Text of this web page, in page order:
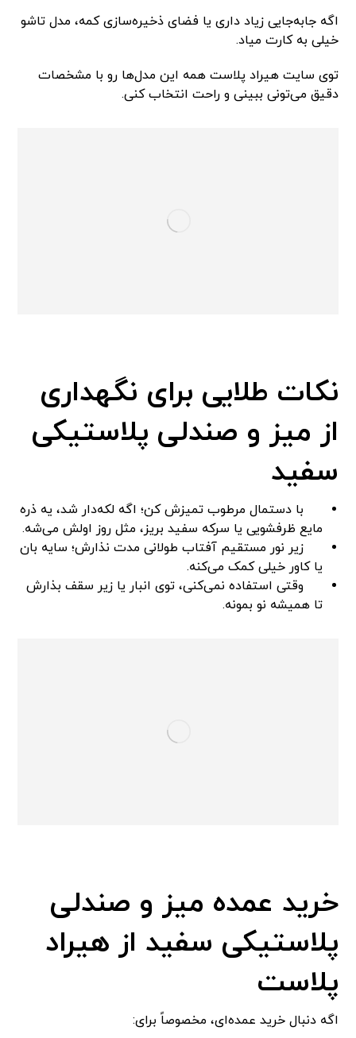
اگه جابه‌جایی زیاد داری یا فضای ذخیره‌سازی کمه، مدل تاشو
خیلی به کارت میاد.
توی سایت هیراد پلاست همه این مدل‌ها رو با مشخصات
دقیق می‌تونی ببینی و راحت انتخاب کنی.
نکات طلایی برای نگهداری
از میز و صندلی پلاستیکی
سفید
با دستمال مرطوب تمیزش کن؛ اگه لکه‌دار شد، یه ذره
مایع ظرفشویی یا سرکه سفید بریز، مثل روز اولش می‌شه.
زیر نور مستقیم آفتاب طولانی مدت نذارش؛ سایه بان
یا کاور خیلی کمک می‌کنه.
وقتی استفاده نمی‌کنی، توی انبار یا زیر سقف بذارش
تا همیشه نو بمونه.
خرید عمده میز و صندلی
پلاستیکی سفید از هیراد
پلاست
اگه دنبال خرید عمده‌ای، مخصوصاً برای: